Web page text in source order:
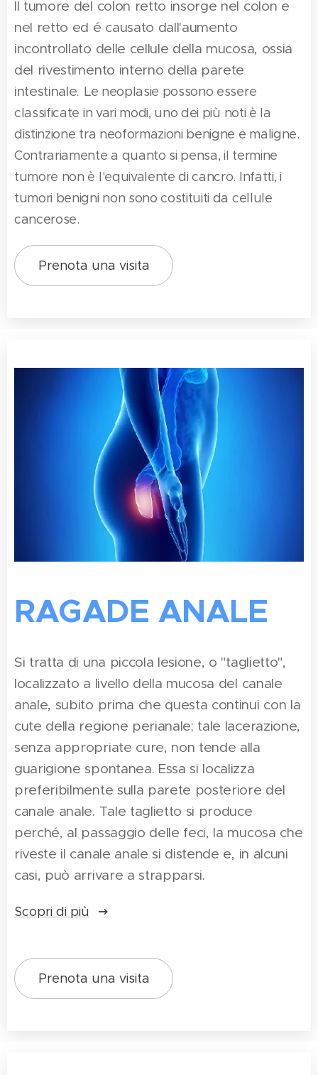
Il tumore del colon retto insorge nel colon e
nel retto ed é causato dall'aumento
incontrollato delle cellule della mucosa, ossia
del rivestimento interno della parete
intestinale. Le neoplasie possono essere
classificate in vari modi, uno dei più noti è la
distinzione tra neoformazioni benigne e maligne.
Contrariamente a quanto si pensa,il termine
tumore non è l'equivalente di cancro. Infatti, i
tumori benigni non sono costituiti da cellule
cancerose.
Prenota una visita
RAGADE ANALE
Si tratta di una piccola lesione, o "taglietto",
localizzato a livello della mucosa del canale
anale, subito prima che questa continui con la
cute della regione perianale; tale lacerazione,
senza appropriate cure, non tende alla
guarigione spontanea. Essa si localizza
preferibilmente sulla parete posteriore del
canale anale. Tale taglietto si produce
perché, al passaggio delle feci, la mucosa che
riveste il canale anale si distende e, in alcuni
casi, può arrivare a strapparsi.
Scopri di più
Prenota una visita